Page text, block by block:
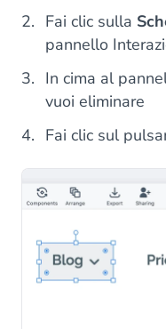
Fai clic sulla
pannello
In cima al
vuoi eliminare
Fai clic sul